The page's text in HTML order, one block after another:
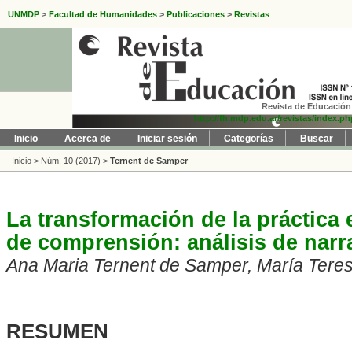
UNMDP > Facultad de Humanidades > Publicaciones > Revistas
Revista de
http://fh.mdp.edu.ar/revistas/
Inicio Acerca de Iniciar sesión Categorías Buscar
Inicio > Núm. 10 (2017) > Ternent de Samper
La transformación de la práctica
de comprensión: análisis de
Ana Maria Ternent de Samper, María
RESUMEN